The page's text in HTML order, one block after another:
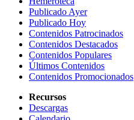
Publicado Ayer
Publicado Hoy
Contenidos Patrocinados
Contenidos Destacados
Contenidos Populares
Últimos Contenidos
Contenidos Promocionados
Recursos
Descargas